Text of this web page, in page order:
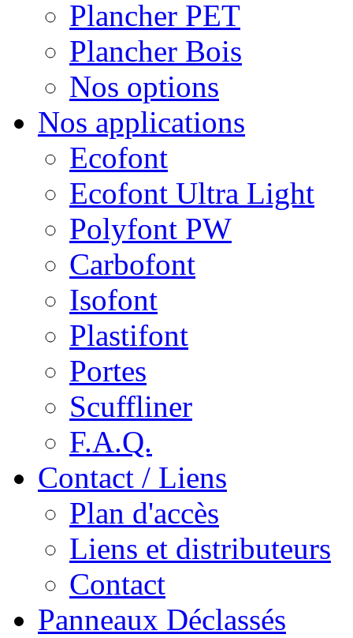
Plancher PET
Plancher Bois
Nos options
Nos applications
Ecofont
Ecofont Ultra Light
Polyfont PW
Carbofont
Isofont
Plastifont
Portes
Scuffliner
F.A.Q.
Contact / Liens
Plan d'accès
Liens et distributeurs
Contact
Panneaux Déclassés